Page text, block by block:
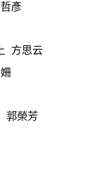
彥
方思云
郭榮芳